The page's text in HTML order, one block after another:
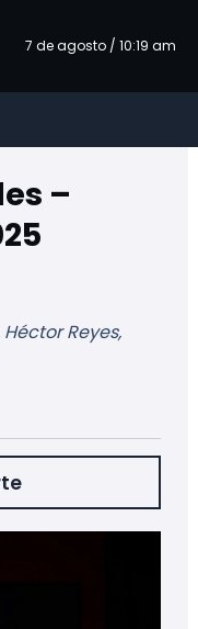
7 de agosto / 10:19 am
–
Reyes,